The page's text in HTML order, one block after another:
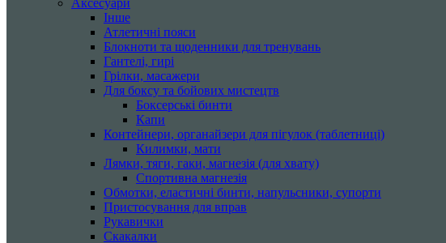
Інше
Атлетичні пояси
Блокноти та щоденники для тренувань
Гантелі, гирі
Грілки, масажери
Для боксу та бойових мистецтв
Боксерські бинти
Капи
Контейнери, органайзери для пігулок (таблетниці)
Килимки, мати
Лямки, тяги, гаки, магнезія (для хвату)
Спортивна магнезія
Обмотки, еластичні бинти, напульсники, супорти
Пристосування для вправ
Рукавички
Скакалки